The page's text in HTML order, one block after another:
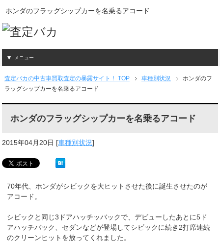
ホンダのフラッグシップカーを名乗るアコード
メニュー
査定バカの中古車買取査定の暴露サイト！ TOP 車種別状況
ホンダのフ
ラッグシップカーを名乗るアコード
ホンダのフラッグシップカーを名乗るアコード
2015年04月20日 [車種別状況]
70年代、ホンダがシビックを大ヒットさせた後に誕生させたのが
アコード。
シビックと同じ3ドアハッチッバックで、デビューしたあとに5ド
アハッチバック、セダンなどが登場してシビックに続き2打席連続
のクリーンヒットを放ってくれました。